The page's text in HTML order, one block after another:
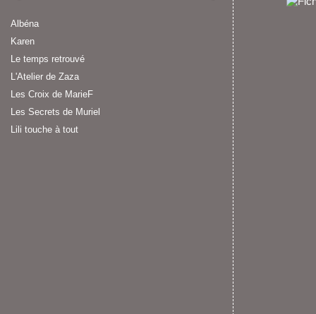
Albéna
Karen
Le temps retrouvé
L'Atelier de Zaza
Les Croix de MarieF
Les Secrets de Muriel
Lili touche à tout